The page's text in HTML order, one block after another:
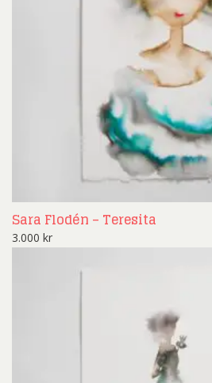
Sara Flodén – Teresita
3.000 kr